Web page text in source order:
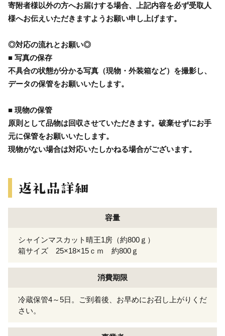
寄附者様以外の方へお届けする場合、上記内容を必ず受取人
様へお伝えいただきますようお願い申し上げます。
◎対応の流れとお願い◎
■ 写真の保存
不具合の状態が分かる写真（現物・外装箱など）を撮影し、
データの保管をお願いいたします。
■ 現物の保管
原則として品物は回収させていただきます。破棄せずにお手
元に保管をお願いいたします。
現物がない場合は対応いたしかねる場合がございます。
容量
シャインマスカット晴王1房（約800ｇ）
箱サイズ 25×18×15ｃｍ 約800ｇ
消費期限
冷蔵保管4～5日。ご到着後、お早めにお召し上がりくだ
さい。